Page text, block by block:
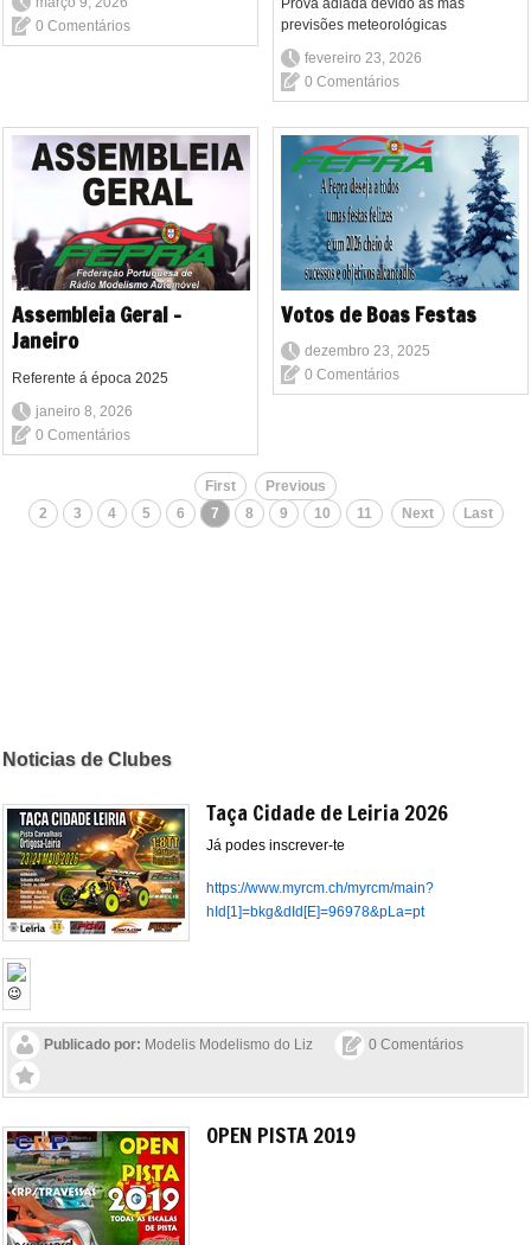
0 Comentários
previsões meteorológicas
fevereiro 23, 2026
0 Comentários
Assembleia Geral -
Janeiro
Referente á época 2025
janeiro 8, 2026
0 Comentários
Votos de Boas Festas
dezembro 23, 2025
0 Comentários
First
Previous
2
3 4 5 6 7 8 9 10 11 Next Last
Noticias de Clubes
Taça Cidade de Leiria 2026
Já podes inscrever-te
https://www.myrcm.ch/myrcm/main?
hId[1]=bkg&dId[E]=96978&pLa=pt
Publicado por: Modelis Modelismo do Liz 0 Comentários
OPEN PISTA 2019